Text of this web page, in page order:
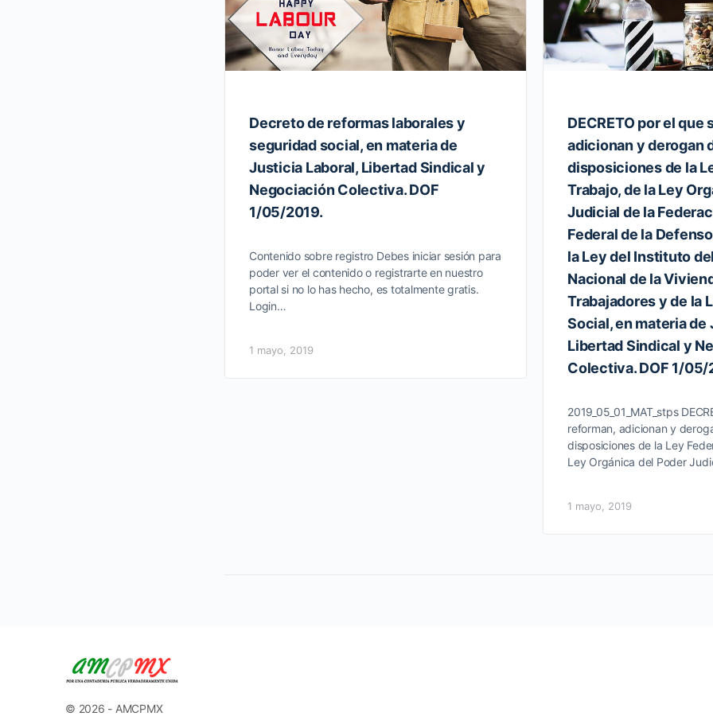
Decreto de reformas laborales y
seguridad social, en materia de
Justicia Laboral, Libertad Sindical y
Negociación Colectiva. DOF
1/05/2019.
Contenido sobre registro Debes iniciar sesión para
poder ver el contenido o registrarte en nuestro
portal si no lo has hecho, es totalmente gratis.
Login…
1 mayo, 2019
DECRETO por el que
adicionan y derogan
disposiciones de la
Trabajo, de la Ley
Judicial de la
Federal de la
la Ley del Instituto
Nacional de la
Trabajadores y de la
Social, en materia de
Libertad Sindical y
Colectiva. DOF 1/05/
2019_05_01_MAT_stps
reforman, adicionan y
disposiciones de la Ley
Ley Orgánica del Poder
1 mayo, 2019
© 2026 - AMCPMX